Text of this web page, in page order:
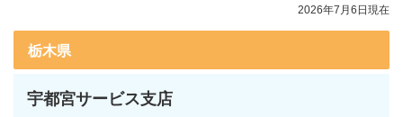
2026年7月6日現在
栃木県
宇都宮サービス支店